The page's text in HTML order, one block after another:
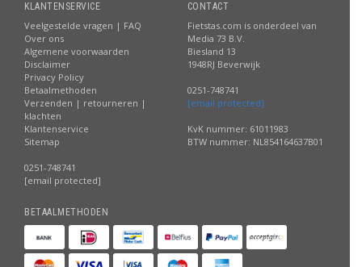
KLANTENSERVICE
Veelgestelde vragen | FAQ
Over ons
Algemene voorwaarden
Disclaimer
Privacy Policy
Betaalmethoden
Verzenden | retourneren |
klachten
Klantenservice
Sitemap
0251-748741
[email protected]
CONTACT
Fietstas.com is onderdeel van
Media 73 B.V.
Biesland 13
1948RJ Beverwijk
0251-748741
[email protected]
KvK nummer: 61011983
BTW nummer: NL854164637B01
BETAALMETHODEN